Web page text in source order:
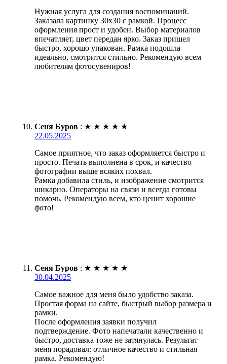
Нужная услуга для создания воспоминаний.
Заказала картинку 30х30 с рамкой. Процесс
оформления прост и удобен. Выбор материалов
впечатляет, цвет передан ярко. Заказ пришел
быстро, хорошо упакован. Рамка подошла
идеально, смотрится стильно. Рекомендую всем
любителям фотосувениров!
Сеня Буров : ★ ★ ★ ★ ★
22.05.2025
Самое приятное, что заказ оформляется быстро и
просто. Печать выполнена в срок, и качество
фотографии выше всяких похвал.
Рамка добавила стиль, и изображение смотрится
шикарно. Операторы на связи и всегда готовы
помочь. Рекомендую всем, кто ценит хорошие
фото!
Сеня Буров : ★ ★ ★ ★ ★
30.04.2025
Самое важное для меня было удобство заказа.
Простая форма на сайте, быстрый выбор размера и
рамки.
После оформления заявки получил
подтверждение. Фото напечатали качественно и
быстро, доставка тоже не затянулась. Результат
меня порадовал: отличное качество и стильная
рамка. Рекомендую!